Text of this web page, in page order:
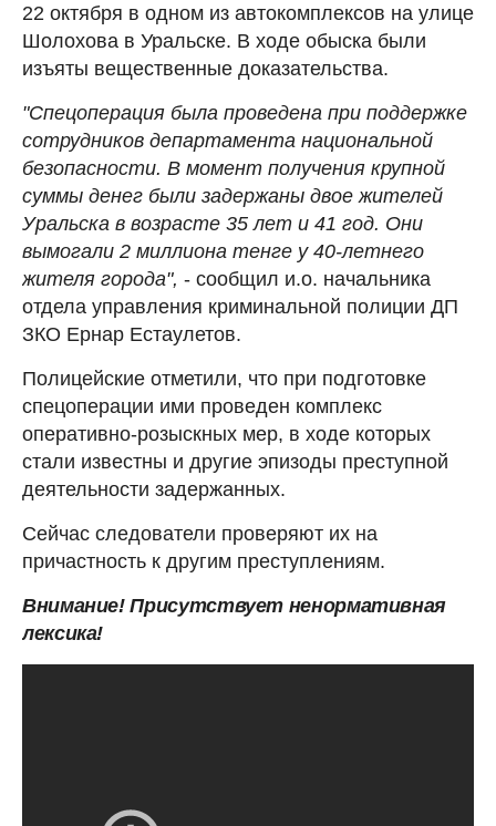
22 октября в одном из автокомплексов на улице
Шолохова в Уральске. В ходе обыска были
изъяты вещественные доказательства.
"Спецоперация была проведена при поддержке
сотрудников департамента национальной
безопасности. В момент получения крупной
суммы денег были задержаны двое жителей
Уральска в возрасте 35 лет и 41 год. Они
вымогали 2 миллиона тенге у 40-летнего
жителя города", - сообщил и.о. начальника
отдела управления криминальной полиции ДП
ЗКО Ернар Естаулетов.
Полицейские отметили, что при подготовке
спецоперации ими проведен комплекс
оперативно-розыскных мер, в ходе которых
стали известны и другие эпизоды преступной
деятельности задержанных.
Сейчас следователи проверяют их на
причастность к другим преступлениям.
Внимание! Присутствует ненормативная
лексика!